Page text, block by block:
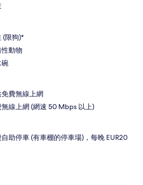
(限狗)*
動物
碗
費無線上網
線上網 (網速 50 Mbps 以上)
助停車 (有車棚的停車場)，每晚 EUR20